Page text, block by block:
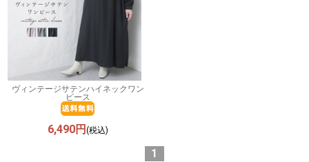
ヴィンテージサテンハイネックワン
ピース
6,490円(税込)
1